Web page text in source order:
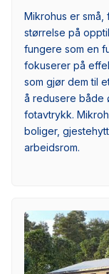
Mikrohus er små,
størrelse på
fungere som en
fokuserer på
som gjør dem til
å redusere både
fotavtrykk.
boliger,
arbeidsrom.